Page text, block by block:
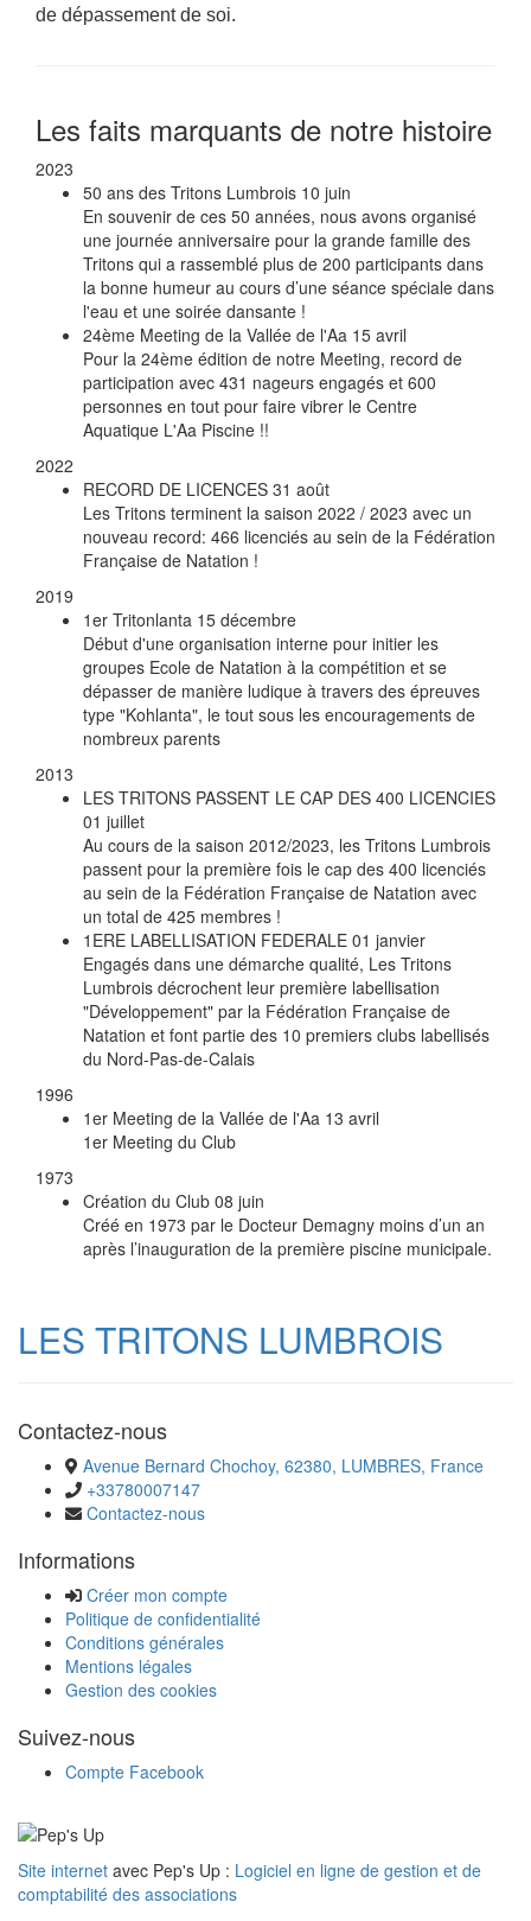
de dépassement de soi.
Les faits marquants de notre histoire
2023
50 ans des Tritons Lumbrois 10 juin
En souvenir de ces 50 années, nous avons organisé
une journée anniversaire pour la grande famille des
Tritons qui a rassemblé plus de 200 participants dans
la bonne humeur au cours d’une séance spéciale dans
l'eau et une soirée dansante !
24ème Meeting de la Vallée de l'Aa 15 avril
Pour la 24ème édition de notre Meeting, record de
participation avec 431 nageurs engagés et 600
personnes en tout pour faire vibrer le Centre
Aquatique L'Aa Piscine !!
2022
RECORD DE LICENCES 31 août
Les Tritons terminent la saison 2022 / 2023 avec un
nouveau record: 466 licenciés au sein de la Fédération
Française de Natation !
2019
1er Tritonlanta 15 décembre
Début d'une organisation interne pour initier les
groupes Ecole de Natation à la compétition et se
dépasser de manière ludique à travers des épreuves
type "Kohlanta", le tout sous les encouragements de
nombreux parents
2013
LES TRITONS PASSENT LE CAP DES 400 LICENCIES
01 juillet
Au cours de la saison 2012/2023, les Tritons Lumbrois
passent pour la première fois le cap des 400 licenciés
au sein de la Fédération Française de Natation avec
un total de 425 membres !
1ERE LABELLISATION FEDERALE 01 janvier
Engagés dans une démarche qualité, Les Tritons
Lumbrois décrochent leur première labellisation
"Développement" par la Fédération Française de
Natation et font partie des 10 premiers clubs labellisés
du Nord-Pas-de-Calais
1996
1er Meeting de la Vallée de l'Aa 13 avril
1er Meeting du Club
1973
Création du Club 08 juin
Créé en 1973 par le Docteur Demagny moins d’un an
après l’inauguration de la première piscine municipale.
LES TRITONS LUMBROIS
Contactez-nous
Avenue Bernard Chochoy, 62380, LUMBRES, France
+33780007147
Contactez-nous
Informations
Créer mon compte
Politique de confidentialité
Conditions générales
Mentions légales
Gestion des cookies
Suivez-nous
Compte Facebook
Site internet avec Pep's Up : Logiciel en ligne de gestion et de
comptabilité des associations